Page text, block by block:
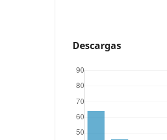
Descargas